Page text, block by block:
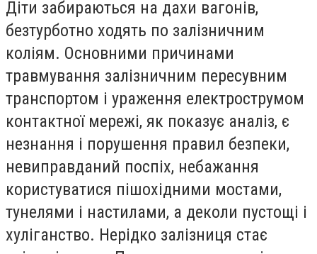
Діти забираються на дахи вагонів,
безтурботно ходять по залізничним
коліям. Основними причинами
травмування залізничним пересувним
транспортом і ураження електрострумом
контактної мережі, як показує аналіз, є
незнання і порушення правил безпеки,
невиправданий поспіх, небажання
користуватися пішохідними мостами,
тунелями і настилами, а деколи пустощі і
хуліганство. Нерідко залізниця стає